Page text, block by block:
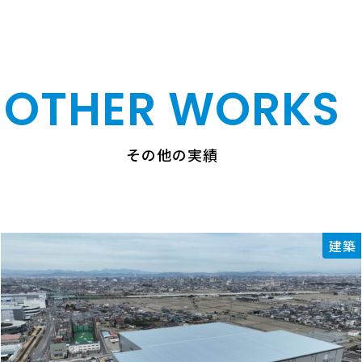
OTHER WORKS
その他の実績
建築